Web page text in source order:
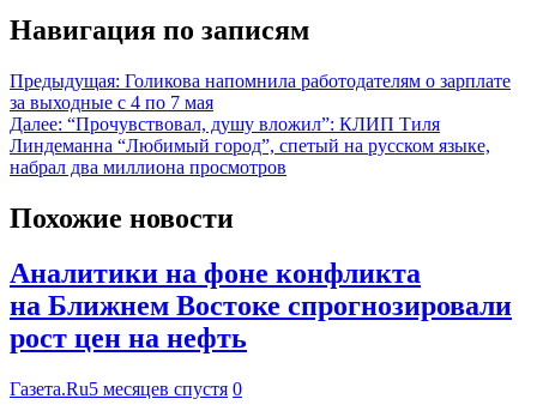
Навигация по записям
Предыдущая: Голикова напомнила работодателям о зарплате
за выходные с 4 по 7 мая
Далее: “Прочувствовал, душу вложил”: КЛИП Тиля
Линдеманна “Любимый город”, спетый на русском языке,
набрал два миллиона просмотров
Похожие новости
Аналитики на фоне конфликта
на Ближнем Востоке спрогнозировали
рост цен на нефть
Газета.Ru5 месяцев спустя 0